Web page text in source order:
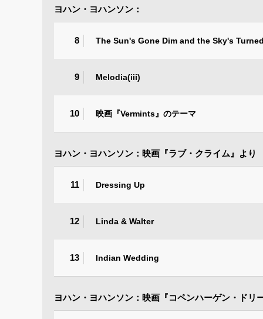
ヨハン・ヨハンソン：
8 The Sun's Gone Dim and the Sky's
9 Melodia(iii)
10 映画『Vermints』のテーマ
ヨハン・ヨハンソン：映画『ラブ・クライム』より
11 Dressing Up
12 Linda & Walter
13 Indian Wedding
ヨハン・ヨハンソン：映画『コペンハーゲン・ドリ